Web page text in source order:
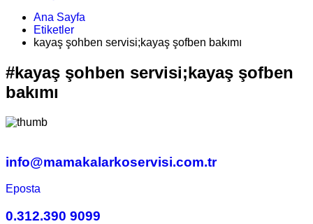
Ana Sayfa
Etiketler
kayaş şohben servisi;kayaş şofben bakımı
#kayaş şohben servisi;kayaş şofben
bakımı
info@mamakalarkoservisi.com.tr
Eposta
0.312.390 9099